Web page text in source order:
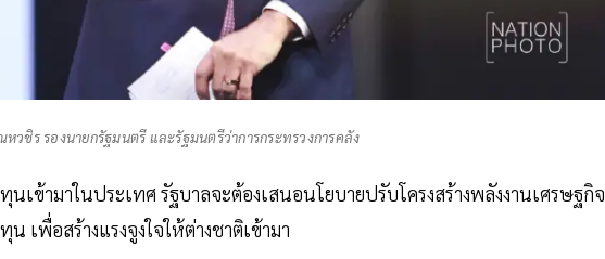
วชิร รองนายกรัฐมนตรี และรัฐมนตรีว่าการกระทรวงการคลัง
เข้ามาในประเทศ รัฐบาลจะต้องเสนอนโยบายปรับโครงสร้างพลังงานเศรษฐกิจ
เพื่อสร้างแรงจูงใจให้ต่างชาติเข้ามา